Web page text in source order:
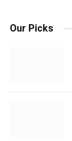
Our Picks